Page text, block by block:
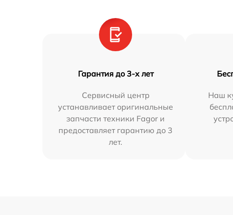
Гарантия до 3-х лет
Сервисный центр
устанавливает оригинальные
запчасти техники Fagor и
предоставляет гарантию до 3
лет.
Наш